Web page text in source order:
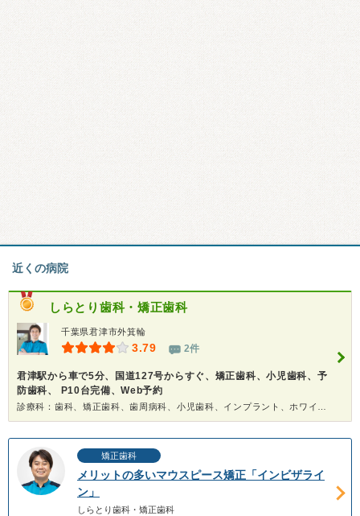
近くの病院
しらとり歯科・矯正歯科
千葉県君津市外箕輪
3.79 2件
君津駅から車で5分、国道127号からすぐ、矯正歯科、小児歯科、予
防歯科、 P10台完備、Web予約
矯正歯科
メリットの多いマウスピース矯正「インビザライ
ン」
しらとり歯科・矯正歯科